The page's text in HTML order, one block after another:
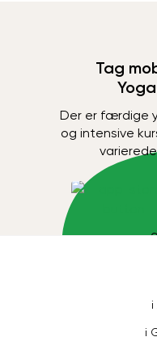
Tag
Der er færdige
og intensive
i
i